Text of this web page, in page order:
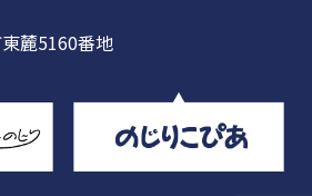
麓5160番地